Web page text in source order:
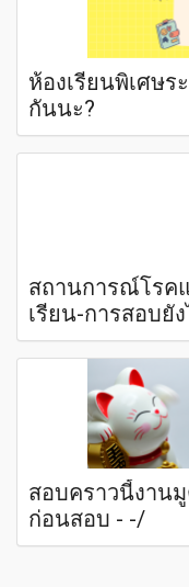
ห้องเรียนพิเศษ
กันนะ?
สถานการณ์โรค
เรียน-การสอบยั
สอบคราวนี้งาน
ก่อนสอบ - -/